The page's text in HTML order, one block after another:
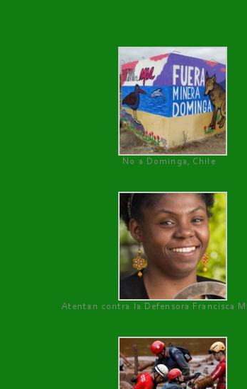
No a Dominga, Chile
Atentan contra la Defensora Francisca